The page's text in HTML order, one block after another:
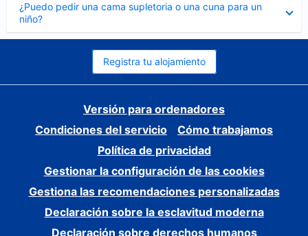
¿Puedo pedir una cama supletoria o una cuna para un
niño?
cerrado
Registra tu alojamiento
Versión para ordenadores
Condiciones del servicio
Cómo trabajamos
Política de privacidad
Gestionar la configuración de las cookies
Gestiona las recomendaciones personalizadas
Declaración sobre la esclavitud moderna
Declaración sobre derechos humanos